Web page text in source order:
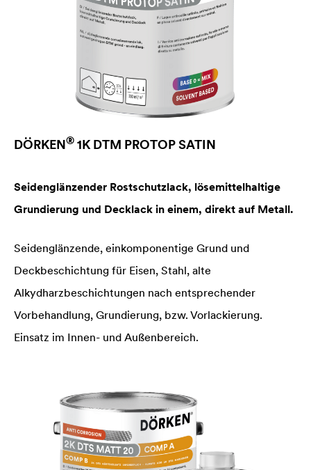
DÖRKEN® 1K DTM PROTOP SATIN
Seidenglänzender Rostschutzlack, lösemittelhaltige
Grundierung und Decklack in einem, direkt auf Metall.
Seidenglänzende, einkomponentige Grund und
Deckbeschichtung für Eisen, Stahl, alte
Alkydharzbeschichtungen nach entsprechender
Vorbehandlung, Grundierung, bzw. Vorlackierung.
Einsatz im Innen- und Außenbereich.